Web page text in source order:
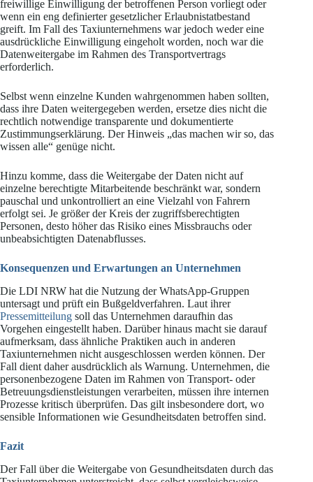
freiwillige Einwilligung der betroffenen Person vorliegt oder
wenn ein eng definierter gesetzlicher Erlaubnistatbestand
greift. Im Fall des Taxiunternehmens war jedoch weder eine
ausdrückliche Einwilligung eingeholt worden, noch war die
Datenweitergabe im Rahmen des Transportvertrags
erforderlich.
Selbst wenn einzelne Kunden wahrgenommen haben sollten,
dass ihre Daten weitergegeben werden, ersetze dies nicht die
rechtlich notwendige transparente und dokumentierte
Zustimmungserklärung. Der Hinweis „das machen wir so, das
wissen alle“ genüge nicht.
Hinzu komme, dass die Weitergabe der Daten nicht auf
einzelne berechtigte Mitarbeitende beschränkt war, sondern
pauschal und unkontrolliert an eine Vielzahl von Fahrern
erfolgt sei. Je größer der Kreis der zugriffsberechtigten
Personen, desto höher das Risiko eines Missbrauchs oder
unbeabsichtigten Datenabflusses.
Konsequenzen und Erwartungen an Unternehmen
Die LDI NRW hat die Nutzung der WhatsApp-Gruppen
untersagt und prüft ein Bußgeldverfahren. Laut ihrer
Pressemitteilung soll das Unternehmen daraufhin das
Vorgehen eingestellt haben. Darüber hinaus macht sie darauf
aufmerksam, dass ähnliche Praktiken auch in anderen
Taxiunternehmen nicht ausgeschlossen werden können. Der
Fall dient daher ausdrücklich als Warnung. Unternehmen, die
personenbezogene Daten im Rahmen von Transport- oder
Betreuungsdienstleistungen verarbeiten, müssen ihre internen
Prozesse kritisch überprüfen. Das gilt insbesondere dort, wo
sensible Informationen wie Gesundheitsdaten betroffen sind.
Fazit
Der Fall über die Weitergabe von Gesundheitsdaten durch das